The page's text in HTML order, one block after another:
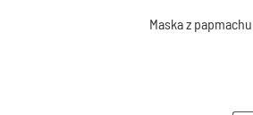
Maska z papmachu